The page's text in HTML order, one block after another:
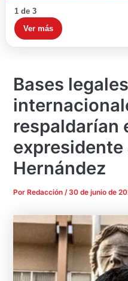
1 de 3
Ver más
Bases legales
respaldarían
Hernández
Por Redacción/ 30 de junio de